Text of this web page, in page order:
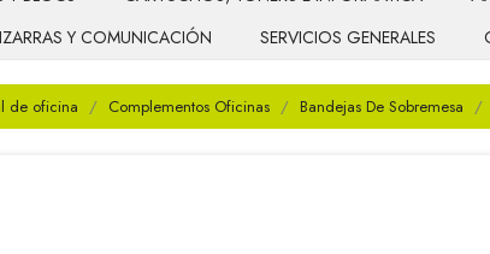
Y COMUNICACIÓN
SERVICIOS GENERALES
de oficina Complementos Oficinas Bandejas De Sobremesa